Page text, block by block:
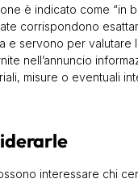
è indicato come “in
corrispondono
e servono per valutare
nell’annuncio
misure o eventuali
interessare chi